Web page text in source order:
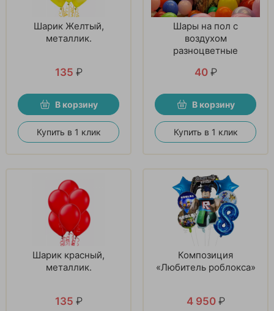
Шарик Желтый,
металлик.
135 ₽
В корзину
Купить в 1 клик
Шары на пол с
воздухом
разноцветные
40 ₽
В корзину
Купить в 1 клик
Шарик красный,
металлик.
135 ₽
Композиция
«Любитель роблокса»
4 950 ₽